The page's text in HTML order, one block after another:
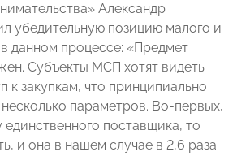
Александр
убедительную позицию малого и
данном процессе: «Предмет
Субъекты МСП хотят видеть
к закупкам, что принципиально
параметров. Во-первых,
единственного поставщика, то
и она в нашем случае в 2,6 раза